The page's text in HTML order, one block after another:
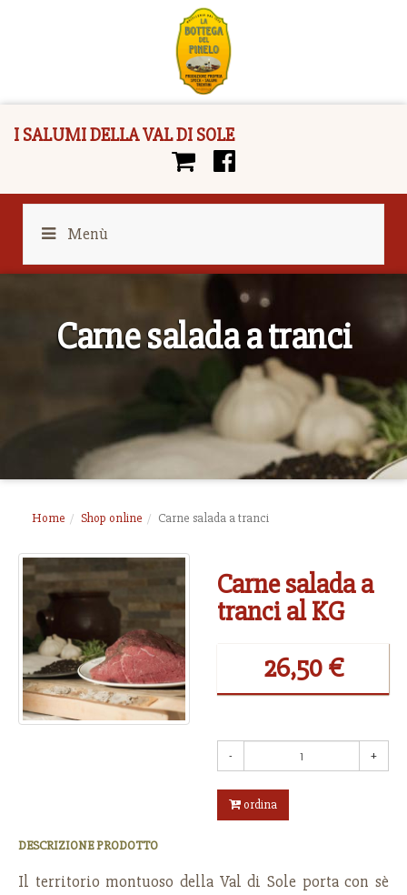
I SALUMI DELLA VAL DI SOLE
Menù
Carne salada a tranci
Home Shop online Carne salada a tranci
Carne salada a
tranci al KG
26,50 €
- +
ordina
DESCRIZIONE PRODOTTO
Il territorio montuoso della Val di Sole porta con sè